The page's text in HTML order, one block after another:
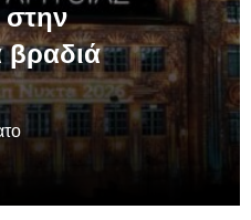
βραδιά